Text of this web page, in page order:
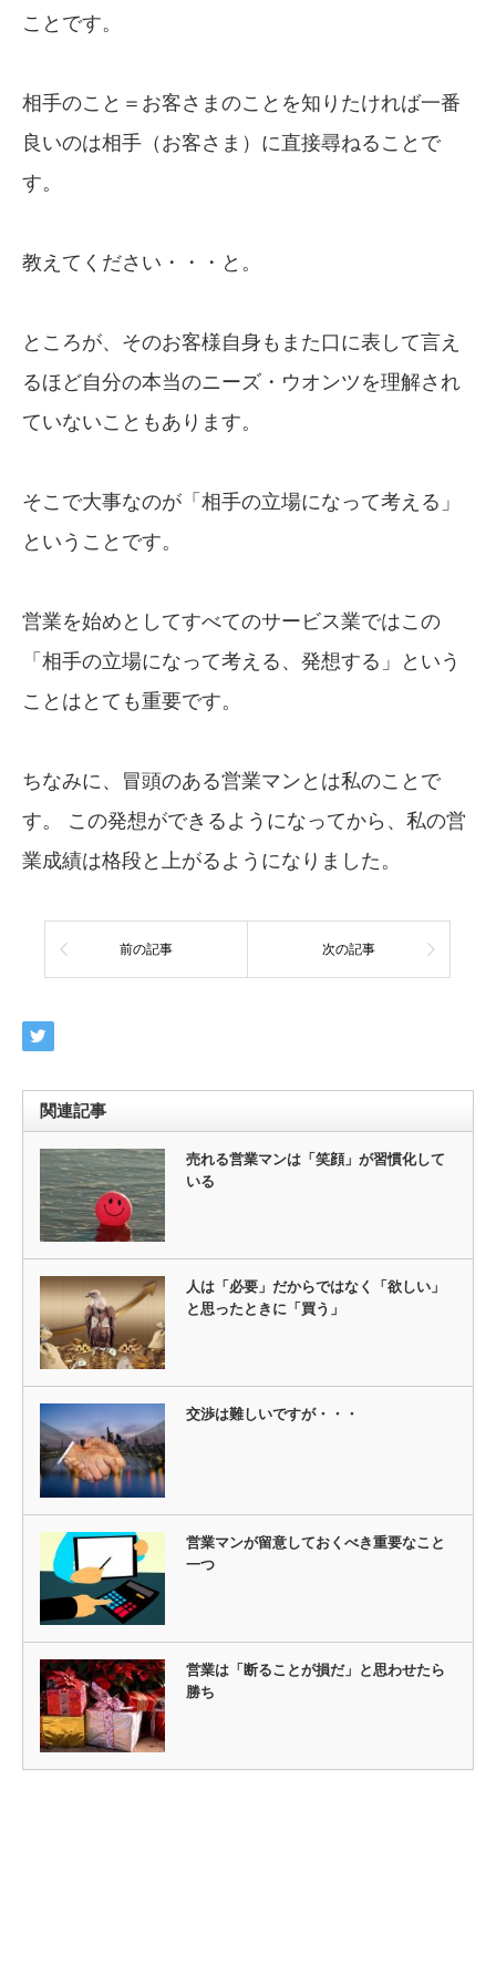
ことです。
相手のこと＝お客さまのことを知りたければ一番
良いのは相手（お客さま）に直接尋ねることで
す。
教えてください・・・と。
ところが、そのお客様自身もまた口に表して言え
るほど自分の本当のニーズ・ウオンツを理解され
ていないこともあります。
そこで大事なのが「相手の立場になって考える」
ということです。
営業を始めとしてすべてのサービス業ではこの
「相手の立場になって考える、発想する」という
ことはとても重要です。
ちなみに、冒頭のある営業マンとは私のことで
す。 この発想ができるようになってから、私の営
業成績は格段と上がるようになりました。
前の記事 次の記事
関連記事
売れる営業マンは「笑顔」が習慣化して
いる
人は「必要」だからではなく「欲しい」
と思ったときに「買う」
交渉は難しいですが・・・
営業マンが留意しておくべき重要なこと
一つ
営業は「断ることが損だ」と思わせたら
勝ち